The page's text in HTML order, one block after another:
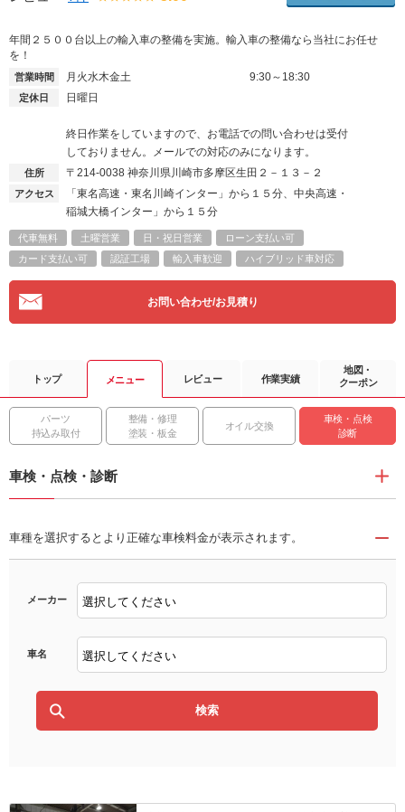
年間２５００台以上の輸入車の整備を実施。輸入車の整備なら当社にお任せ
を！
営業時間 月火水木金土 9:30～18:30
定休日 日曜日
終日作業をしていますので、お電話での問い合わせは受付
しておりません。メールでの対応のみになります。
住所 〒214-0038 神奈川県川崎市多摩区生田２－１３－２
アクセス
「東名高速・東名川崎インター」から１５分、中央高速・
稲城大橋インター」から１５分
代車無料 土曜営業 日・祝日営業
ローン支払い可
カード支払い可
認証工場 輸入車歓迎 ハイブリッド車対応
お問い合わせ/お見積り
トップ メニュー レビュー 作業実績
地図・
クーポン
パーツ
持込み取付
整備・修理
塗装・板金
オイル交換
車検・点検
診断
車検・点検・診断
車種を選択するとより正確な車検料金が表示されます。
メーカー
車名